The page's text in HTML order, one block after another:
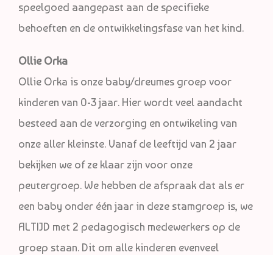
speelgoed aangepast aan de specifieke
behoeften en de ontwikkelingsfase van het kind.
Ollie Orka
Ollie Orka is onze baby/dreumes groep voor
kinderen van 0-3 jaar. Hier wordt veel aandacht
besteed aan de verzorging en ontwikeling van
onze aller kleinste. Vanaf de leeftijd van 2 jaar
bekijken we of ze klaar zijn voor onze
peutergroep. We hebben de afspraak dat als er
een baby onder één jaar in deze stamgroep is, we
ALTIJD met 2 pedagogisch medewerkers op de
groep staan. Dit om alle kinderen evenveel